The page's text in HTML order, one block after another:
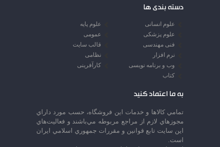
دسته بندی ها
علوم انسانی
علوم پایه
علوم پزشکی
عمومی
فنی مهندسی
قالب سایت
نرم افزار
نظامی
وب و برنامه نویسی
کارآفرینی
کتاب
به ما اعتماد کنید
تمامي كالاها و خدمات اين فروشگاه، حسب مورد داراي
مجوزهاي لازم از مراجع مربوطه مي‌باشند و فعاليت‌هاي
اين سايت تابع قوانين و مقررات جمهوري اسلامي ايران
است.